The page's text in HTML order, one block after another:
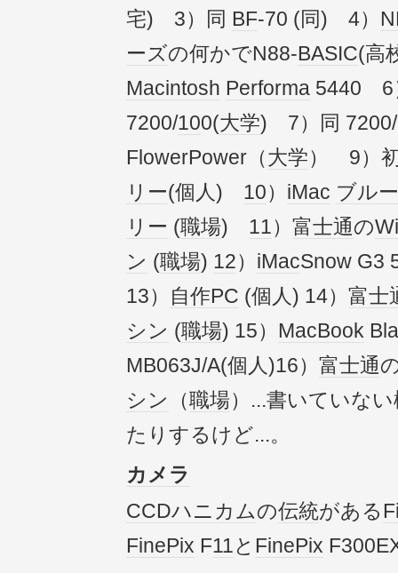
宅) 3）同 BF-70 (同) 4）
ーズの何かでN88-BASIC(高
Macintosh Performa 5440 6
7200/100(大学) 7）同
FlowerPower（大学） 9）
リー(個人) 10） iMac ブル
リー (職場) 11） 富士通の
ン (職場) 12） iMacSnow
13）
自作PC (個人) 14） 富士
シン (職場) 15） MacBook
MB063J/A(個人)16） 富士通
シン
（職場）...書いていな
たりするけど...。
カメラ
CCDハニカムの伝統がある
FinePix F11と FinePix